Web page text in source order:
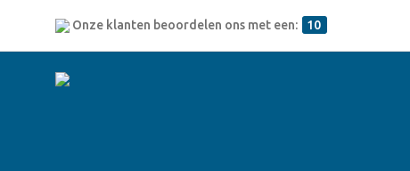
Onze klanten beoordelen ons met een: 10